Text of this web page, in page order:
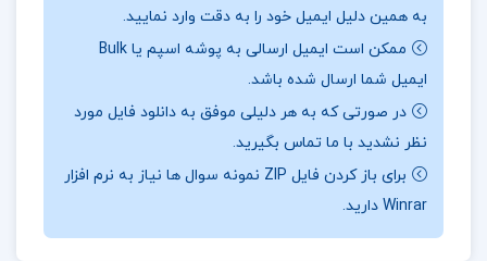
سرمایه‌گذاری مستقیم و سلف.
جهت خرید فایل های
بیشتر پروژه کده را دنبال کنید.
درباره نویسنده کتاب عملیات بانک داخلی 2 دکتر
محمود بهمنی :
رویکردهای نوین در تخصیص منابع بانکی آشنا می‌شوند
به همین دلیل ایمیل خود را به دقت وارد نمایید.
ممکن است ایمیل ارسالی به پوشه اسپم یا Bulk
ایمیل شما ارسال شده باشد.
در صورتی که به هر دلیلی موفق به دانلود فایل مورد
نظر نشدید با ما تماس بگیرید.
برای باز کردن فایل ZIP نمونه سوال ها نیاز به نرم افزار
Winrar دارید.